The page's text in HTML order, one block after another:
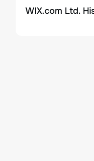
WIX.com Ltd.